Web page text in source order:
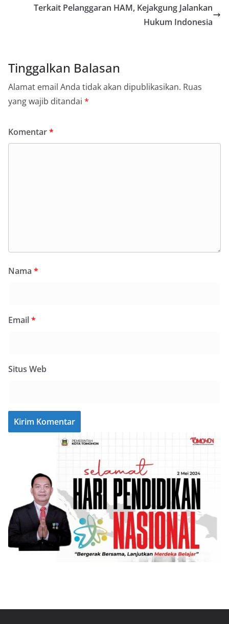
Terkait Pelanggaran HAM, Kejakgung Jalankan
Hukum Indonesia
Tinggalkan Balasan
Alamat email Anda tidak akan dipublikasikan. Ruas
yang wajib ditandai *
Komentar*
Nama *
Email*
Situs Web